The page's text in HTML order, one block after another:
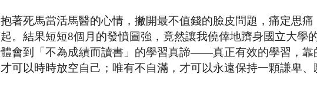
著死馬當活馬醫的心情，撇開最不值錢的臉皮問題，痛定思
。結果短短8個月的發憤圖強，竟然讓我僥倖地躋身國立大學
會到「不為成績而讀書」的學習真諦——真正有效的學習，靠
可以時時放空自己；唯有不自滿，才可以永遠保持一顆謙卑、